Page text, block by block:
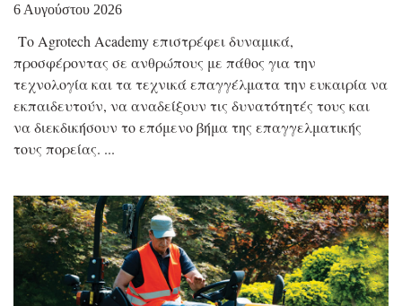
6 Αυγούστου 2026
Το Agrotech Academy επιστρέφει δυναμικά,
προσφέροντας σε ανθρώπους με πάθος για την
τεχνολογία και τα τεχνικά επαγγέλματα την ευκαιρία να
εκπαιδευτούν, να αναδείξουν τις δυνατότητές τους και
να διεκδικήσουν το επόμενο βήμα της επαγγελματικής
τους πορείας.